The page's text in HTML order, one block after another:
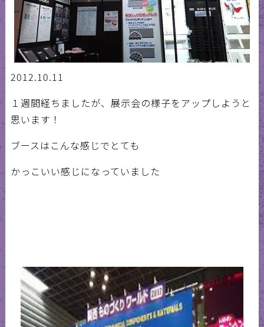
2012.10.11
１週間経ちましたが、展示会の様子をアップしようと
思います！
ブースはこんな感じでとても
かっこいい感じになっていました